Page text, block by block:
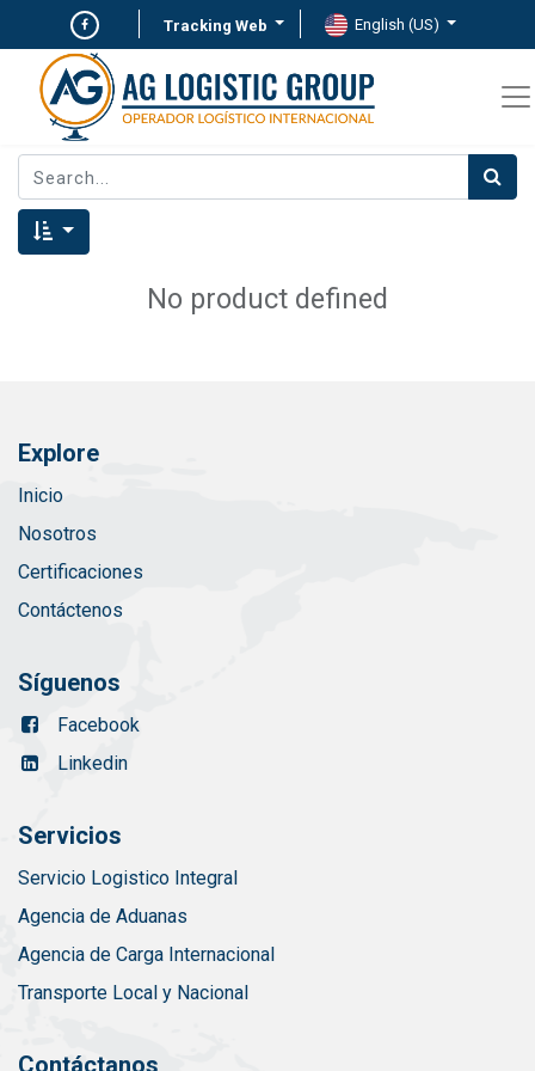
Tracking Web English (US)
No product defined
Explore
Inicio
Nosotros
Certificaciones
Contáctenos
Síguenos
Facebook
Linkedin
Servicios
Servicio Logistico Integral
Agencia de Aduanas
Agencia de Carga Internacional
Transporte Local y Nacional
Contáctanos